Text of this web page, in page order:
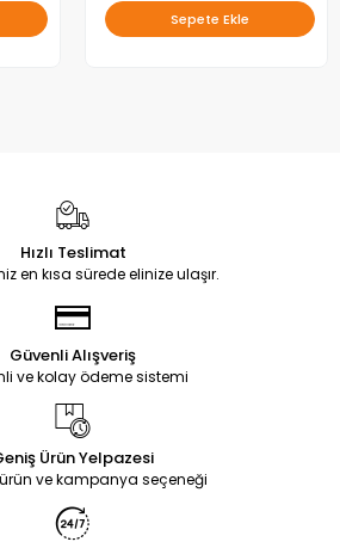
Sepete Ekle
Hızlı Teslimat
en kısa sürede elinize ulaşır.
Güvenli Alışveriş
ve kolay ödeme sistemi
Ürün Yelpazesi
ve kampanya seçeneği